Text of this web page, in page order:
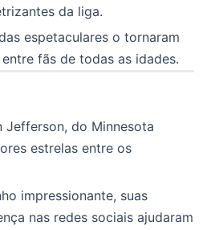
da liga.
espetaculares o tornaram
fãs de todas as idades.
Jefferson, do Minnesota
estrelas entre os
impressionante, suas
nas redes sociais ajudaram